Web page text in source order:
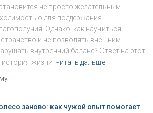
не просто желательным
для поддержания
Однако, как научиться
и не позволять внешним
внутренний баланс? Ответ на этот
жизни Читать дальше
заново: как чужой опыт помогает